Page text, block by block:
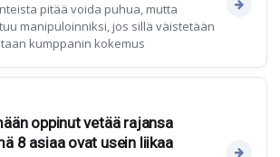
pitää voida puhua, mutta
manipuloinniksi, jos sillä väistetään
kumppanin kokemus
oppinut vetää rajansa
8 asiaa ovat usein liikaa